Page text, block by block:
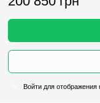
Состояние товара